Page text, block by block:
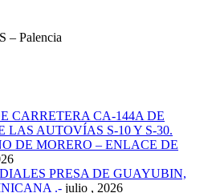
– Palencia
CARRETERA CA-144A DE
LAS AUTOVÍAS S-10 Y S-30.
DE MORERO – ENLACE DE
PRESA DE GUAYUBIN,
.- julio , 2026